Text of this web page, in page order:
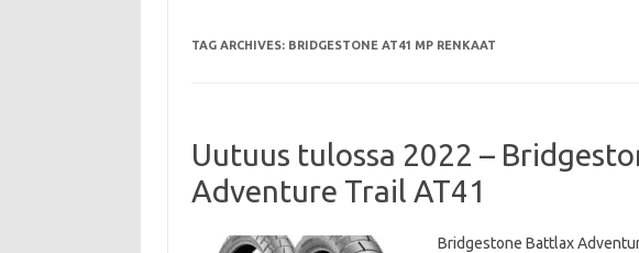
TAG ARCHIVES: BRIDGESTONE AT41 MP RENKAAT
Uutuus tulossa 2022 –
Adventure Trail AT41
Bridgestone Battlax